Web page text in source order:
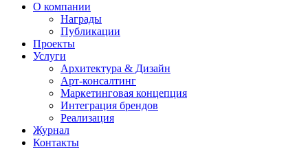
О компании
Награды
Публикации
Проекты
Услуги
Архитектура & Дизайн
Арт-консалтинг
Маркетинговая концепция
Интеграция брендов
Реализация
Журнал
Контакты